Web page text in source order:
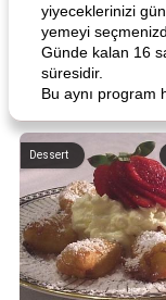
yiyeceklerinizi
yemeyi
Günde kalan 16
süresidir.
Bu aynı program
Dessert